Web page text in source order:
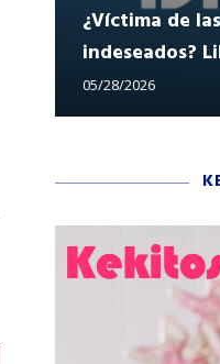
¿Víctima de
indeseados?
05/28/2026